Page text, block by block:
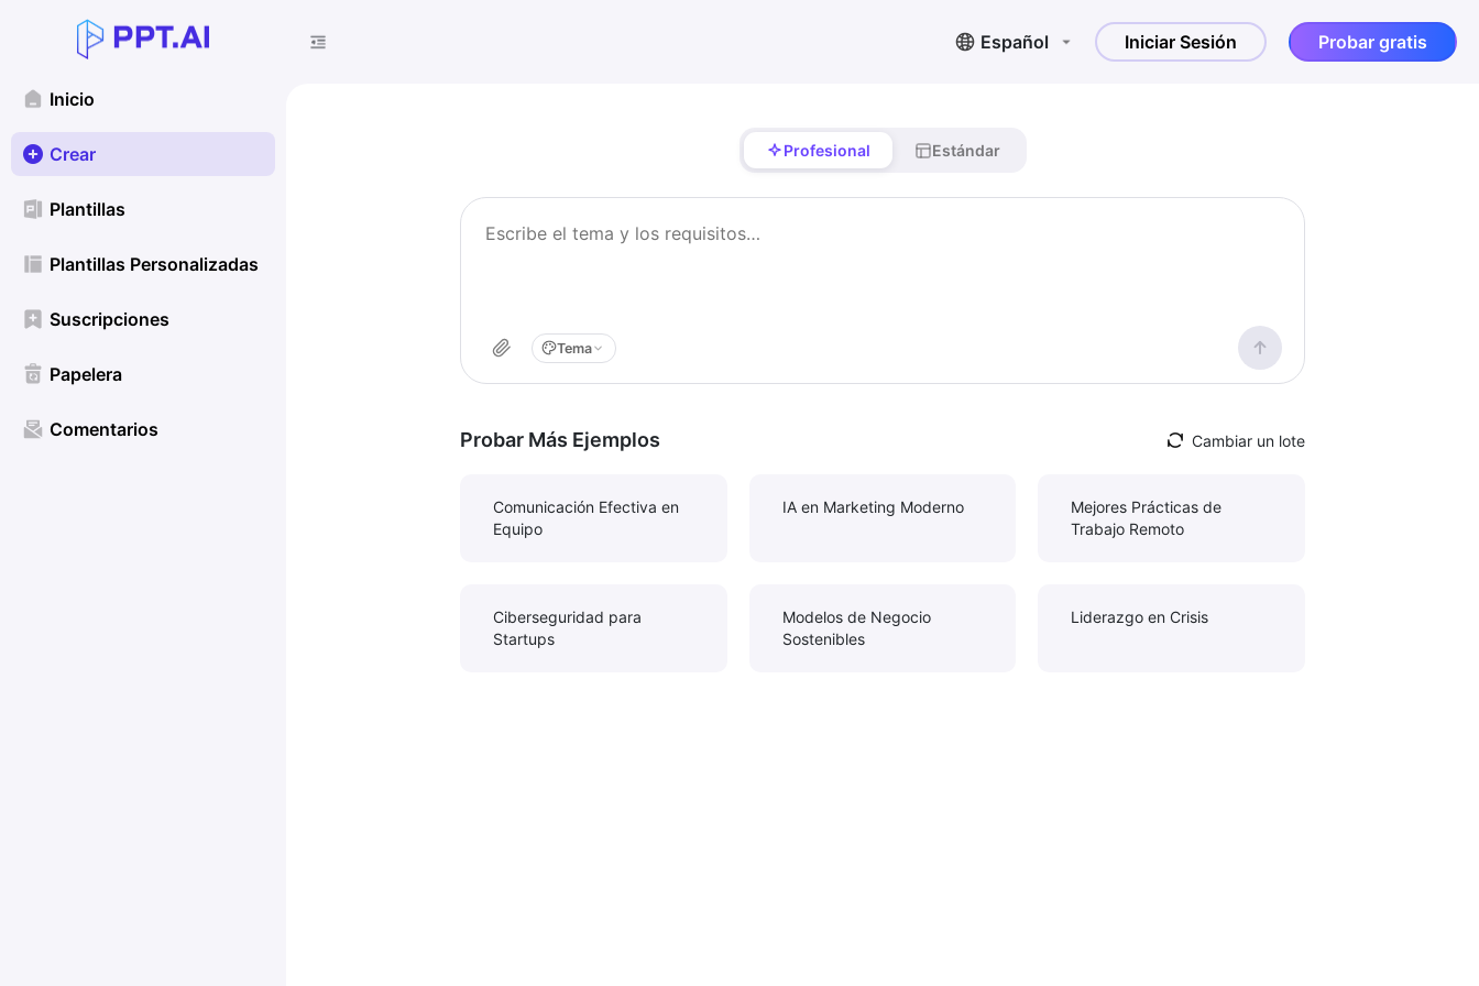
Inicio
Crear
Plantillas
Plantillas Personalizadas
Suscripciones
Papelera
Comentarios
Español Iniciar Sesión Probar gratis
Profesional Estándar
Tema
Probar Más Ejemplos Cambiar un lote
Comunicación Efectiva en
Equipo
IA en Marketing Moderno
Mejores Prácticas de
Trabajo Remoto
Ciberseguridad para
Startups
Modelos de Negocio
Sostenibles
Liderazgo en Crisis